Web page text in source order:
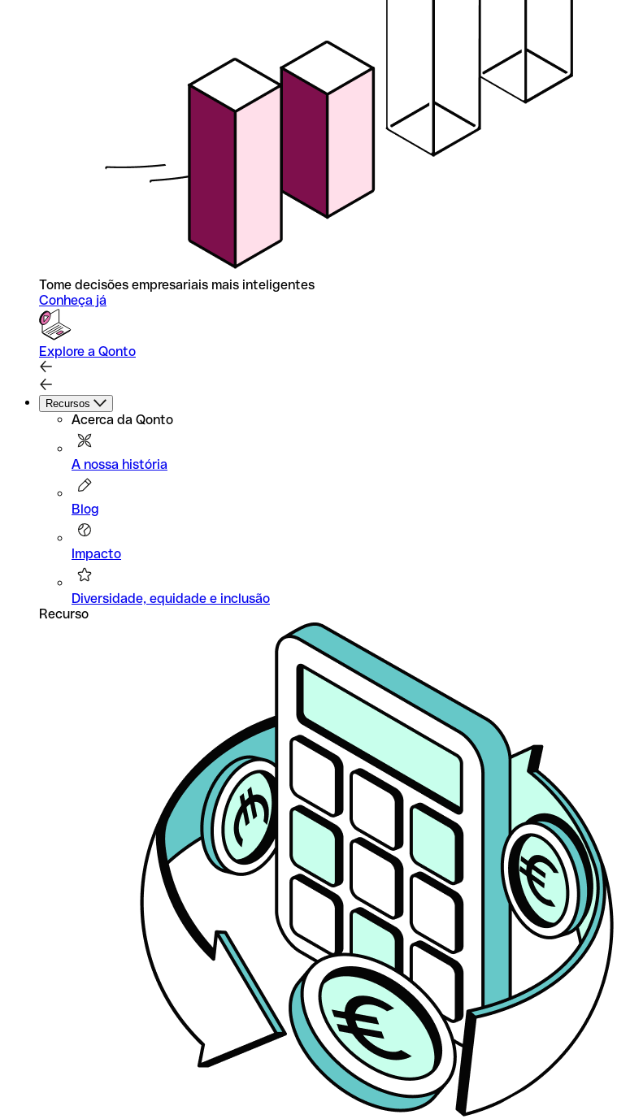
Tome decisões empresariais mais inteligentes
Conheça já
Explore a Qonto
Recursos
Acerca da Qonto
A nossa história
Blog
Impacto
Diversidade, equidade e inclusão
Recurso